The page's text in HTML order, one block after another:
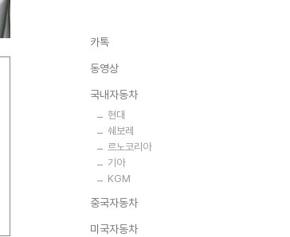
카톡
동영상
국내자동차
현대
쉐보레
르노코리아
기아
KGM
중국자동차
미국자동차